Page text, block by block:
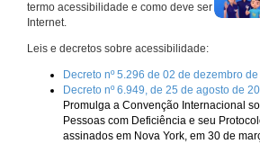
termo acessibilidade e como deve ser
Internet.
Leis e decretos sobre acessibilidade:
Decreto nº 5.296 de 02 de dezembro
Decreto nº 6.949, de 25 de agosto de
Promulga a Convenção Internacional
Pessoas com Deficiência e seu
assinados em Nova York, em 30 de